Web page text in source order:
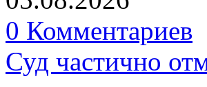
0 Комментариев
Суд частично